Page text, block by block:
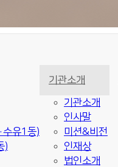
수유1동)
)
기관소개
기관소개
인사말
미션&비전
인재상
법인소개